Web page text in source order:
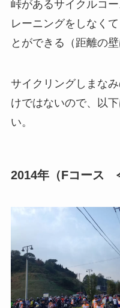
峠があるサイクルコ
レーニングをしなく
とができる（距離の
サイクリングしまな
けではないので、以
い。
2014年（Fコース